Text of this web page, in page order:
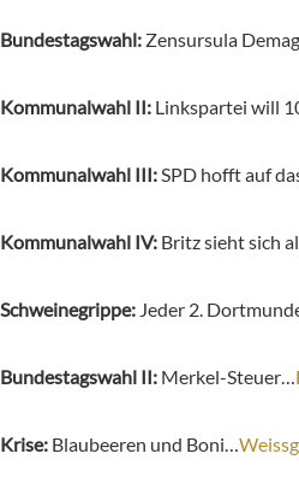
Bundestagswahl: Zensursula
Kommunalwahl II: Linkspartei will
Kommunalwahl III: SPD hofft auf
Kommunalwahl IV: Britz sieht sich
Schweinegrippe: Jeder 2.
Bundestagswahl II: Merkel-Steuer…
Krise: Blaubeeren und Boni…